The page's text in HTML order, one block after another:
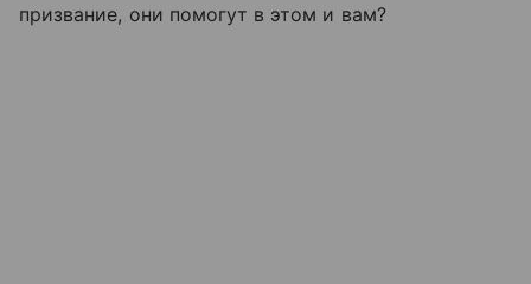
призвание, они помогут в этом и вам?